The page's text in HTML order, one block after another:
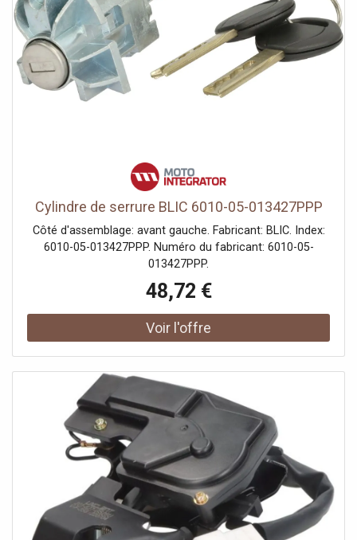
Cylindre de serrure BLIC 6010-05-013427PPP
Côté d'assemblage: avant gauche. Fabricant: BLIC. Index:
6010-05-013427PPP. Numéro du fabricant: 6010-05-
013427PPP.
48,72 €